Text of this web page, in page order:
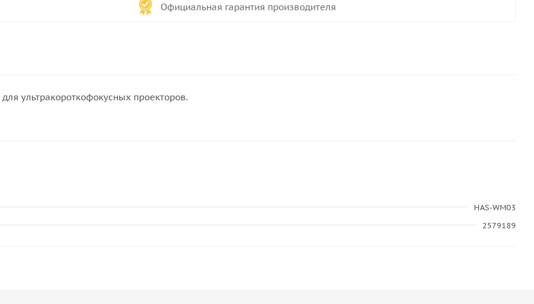
Официальная гарантия производителя
ультракороткофокусных проекторов.
HAS-WM03
2579189